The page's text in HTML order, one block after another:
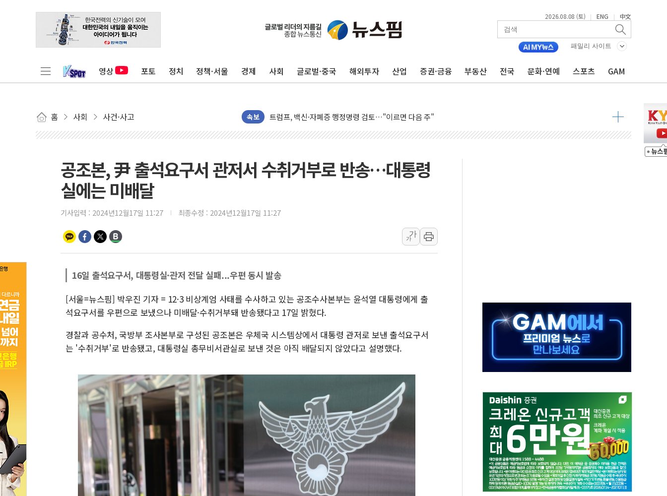
2026.08.08 (토) | ENG | 中文
패밀리 사이트
영상 포토 정치 정책·서울 경제 사회 글로벌·중국 해외투자 산업 증권·금융 부동산 전국 문화·연예 스포츠 GAM
홈 사회 사건·사고 속보
유럽증시, 美 고용 예상 밖 부진에 연준 금리 인상 가능성 낮아지며 상승… STOXX 600 지수는 나흘 연속 최고치
미 연준 매파 기세 꺾이나…고용 감소에 9월 동결 전망 우세
트럼프, 백신·자폐증 행정명령 검토…"이르면 다음 주"
이란 핵심 원유 수출항 '하르그섬', 최근 1주일 이상 '올스톱'… 美 해상봉쇄 영향
[AI MY 뉴스] 뉴욕 반도체주 프리뷰...美 고용 쇼크에 반도체주 '활짝'
[사진] 이슬람 수니파 3개국, 공동방위협정 체결
뉴욕증시 개장 전 특징주...아틀라시안·클라우드플레어·태양광주↑ VS 트레이드데스크·웬디스↓
보훈부, 미 DPAA와 MOU… "6·25 미군 실종자 7359명 끝까지 찾겠다"
특정 정치인 측근 포항시 정책특보 내정설...포항시 '시끌'
李 대통령, '6시간 마라톤 부동산 2차 회의' 주재… "전폭적 공급 확대·속도전 총력"
트럼프, 中 겨냥 폴리실리콘 관세 15% 부과…美 태양광주 급등
[사진] 빈살만과 에르도안의 만남
이란와이어 "이란 최고지도자 위독…곧 사망해도 놀랍지 않아"
공조본, 尹 출석요구서 관저서 수취거부로 반송…대통령
실에는 미배달
기사입력 : 2024년12월17일 11:27 최종수정 : 2024년12월17일 11:27
가
가
16일 출석요구서, 대통령실·관저 전달 실패...우편 동시 발송
[서울=뉴스핌] 박우진 기자 = 12·3 비상계엄 사태를 수사하고 있는 공조수사본부는 윤석열 대통령에게 출
석요구서를 우편으로 보냈으나 미배달·수취거부돼 반송됐다고 17일 밝혔다.
경찰과 공수처, 국방부 조사본부로 구성된 공조본은 우체국 시스템상에서 대통령 관저로 보낸 출석요구서
는 '수취거부'로 반송됐고, 대통령실 총무비서관실로 보낸 것은 아직 배달되지 않았다고 설명했다.